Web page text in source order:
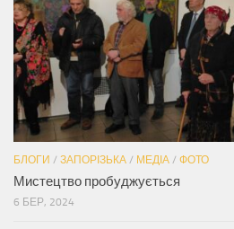
БЛОГИ / ЗАПОРІЗЬКА / МЕДІА / ФОТО
Мистецтво пробуджується
6 БЕР, 2024